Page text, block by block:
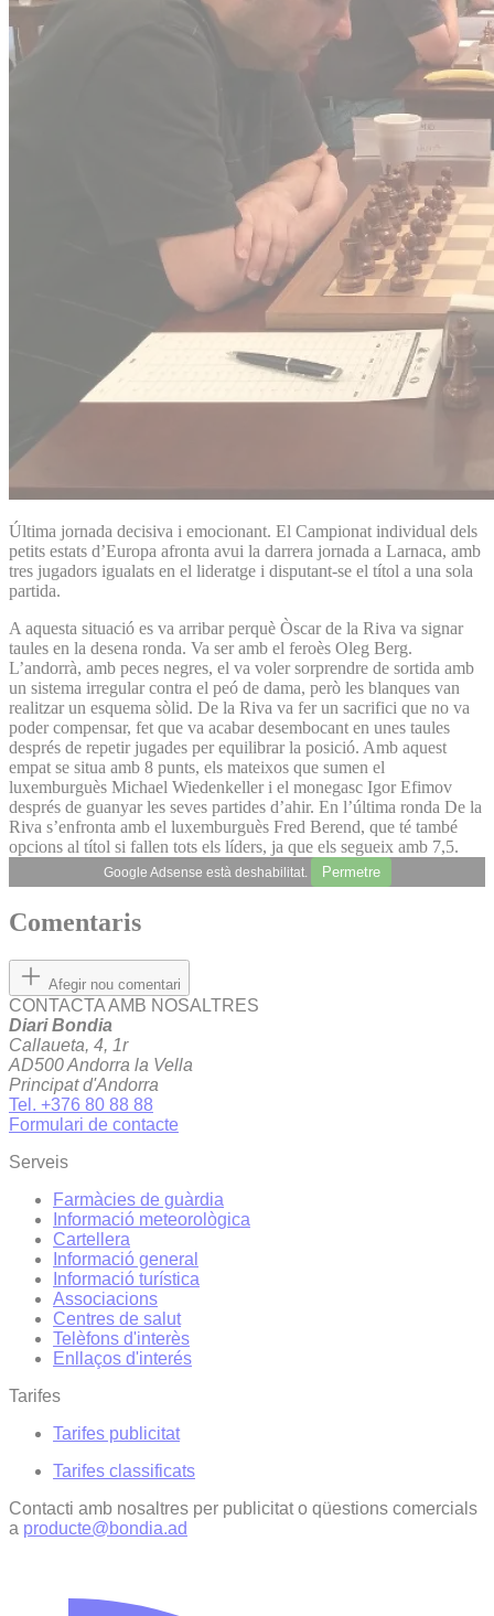
Última jornada decisiva i emocionant. El Campionat individual dels
petits estats d’Europa afronta avui la darrera jornada a Larnaca, amb
tres jugadors igualats en el lideratge i disputant-se el títol a una sola
partida.
A aquesta situació es va arribar perquè Òscar de la Riva va signar
taules en la desena ronda. Va ser amb el feroès Oleg Berg.
L’andorrà, amb peces negres, el va voler sorprendre de sortida amb
un sistema irregular contra el peó de dama, però les blanques van
realitzar un esquema sòlid. De la Riva va fer un sacrifici que no va
poder compensar, fet que va acabar desembocant en unes taules
després de repetir jugades per equilibrar la posició. Amb aquest
empat se situa amb 8 punts, els mateixos que sumen el
luxemburguès Mi­chael Wiedenkeller i el monegasc Igor Efimov
després de guanyar les seves partides d’ahir. En l’última ronda De la
Riva s’enfronta amb el luxemburguès Fred Berend, que té també
opcions al títol si fallen tots els líders, ja que els segueix amb 7,5.
Google Adsense està deshabilitat. Permetre
Comentaris
Afegir nou comentari
CONTACTA AMB NOSALTRES
Diari Bondia
Callaueta, 4, 1r
AD500 Andorra la Vella
Principat d'Andorra
Tel. +376 80 88 88
Formulari de contacte
Serveis
Farmàcies de guàrdia
Informació meteorològica
Cartellera
Informació general
Informació turística
Associacions
Centres de salut
Telèfons d'interès
Enllaços d'interés
Tarifes
Tarifes publicitat
Tarifes classificats
Contacti amb nosaltres per publicitat o qüestions comercials
a producte@bondia.ad